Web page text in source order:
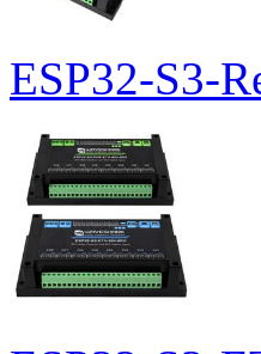
ESP32-S3-